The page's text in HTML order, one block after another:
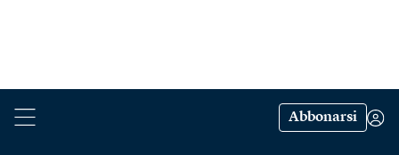
Abbonarsi